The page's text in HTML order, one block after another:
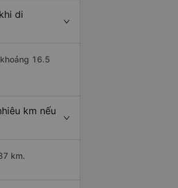
di
16.5
km nếu
km.